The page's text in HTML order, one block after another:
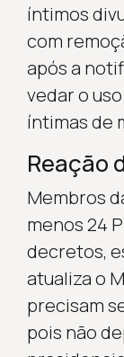
íntimos
com
após a
vedar o
íntimas de
Reação
Membros
menos 24
decretos,
atualiza o
precisam
pois não